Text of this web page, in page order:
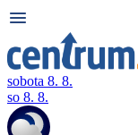
sobota 8. 8.
so 8. 8.